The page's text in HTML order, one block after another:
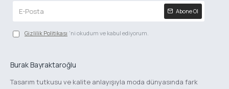
Abone Ol
Gizlilik Politikası 'ni okudum ve kabul ediyorum.
Burak Bayraktaroğlu
Tasarım tutkusu ve kalite anlayışıyla moda dünyasında fark